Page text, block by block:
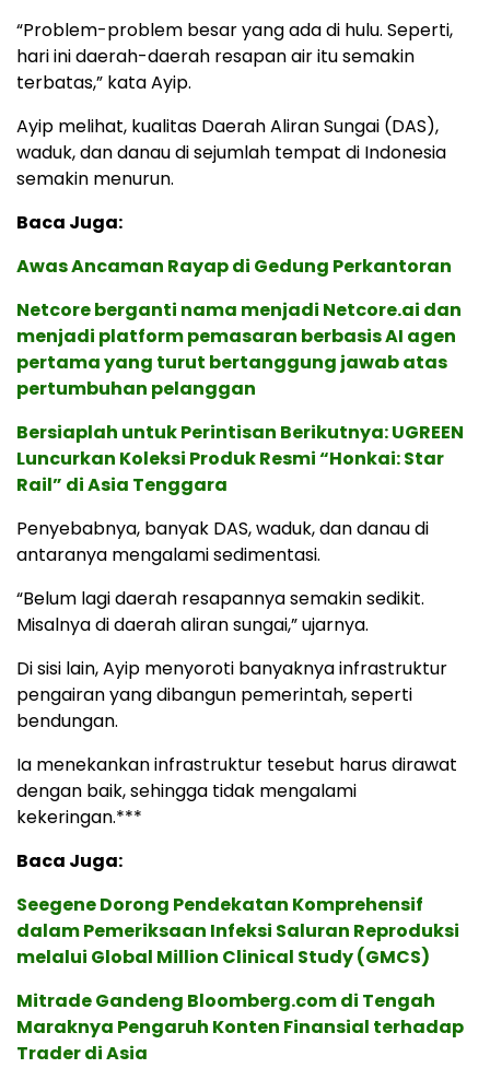
“Problem-problem besar yang ada di hulu. Seperti,
hari ini daerah-daerah resapan air itu semakin
terbatas,” kata Ayip.
Ayip melihat, kualitas Daerah Aliran Sungai (DAS),
waduk, dan danau di sejumlah tempat di Indonesia
semakin menurun.
Baca Juga:
Awas Ancaman Rayap di Gedung Perkantoran
Netcore berganti nama menjadi Netcore.ai dan
menjadi platform pemasaran berbasis AI agen
pertama yang turut bertanggung jawab atas
pertumbuhan pelanggan
Bersiaplah untuk Perintisan Berikutnya: UGREEN
Luncurkan Koleksi Produk Resmi “Honkai: Star
Rail” di Asia Tenggara
Penyebabnya, banyak DAS, waduk, dan danau di
antaranya mengalami sedimentasi.
“Belum lagi daerah resapannya semakin sedikit.
Misalnya di daerah aliran sungai,” ujarnya.
Di sisi lain, Ayip menyoroti banyaknya infrastruktur
pengairan yang dibangun pemerintah, seperti
bendungan.
Ia menekankan infrastruktur tesebut harus dirawat
dengan baik, sehingga tidak mengalami
kekeringan.***
Baca Juga:
Seegene Dorong Pendekatan Komprehensif
dalam Pemeriksaan Infeksi Saluran Reproduksi
melalui Global Million Clinical Study (GMCS)
Mitrade Gandeng Bloomberg.com di Tengah
Maraknya Pengaruh Konten Finansial terhadap
Trader di Asia